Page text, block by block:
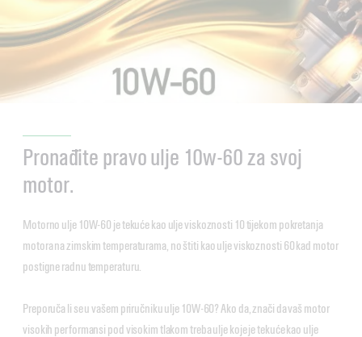
Pronađite pravo ulje 10w-60 za svoj
motor.
Motorno ulje 10W-60 je tekuće kao ulje viskoznosti 10 tijekom pokretanja
motora na zimskim temperaturama, no štiti kao ulje viskoznosti 60 kad motor
postigne radnu temperaturu.
Preporuča li se u vašem priručniku ulje 10W-60? Ako da, znači da vaš motor
visokih performansi pod visokim tlakom treba ulje koje je tekuće kao ulje